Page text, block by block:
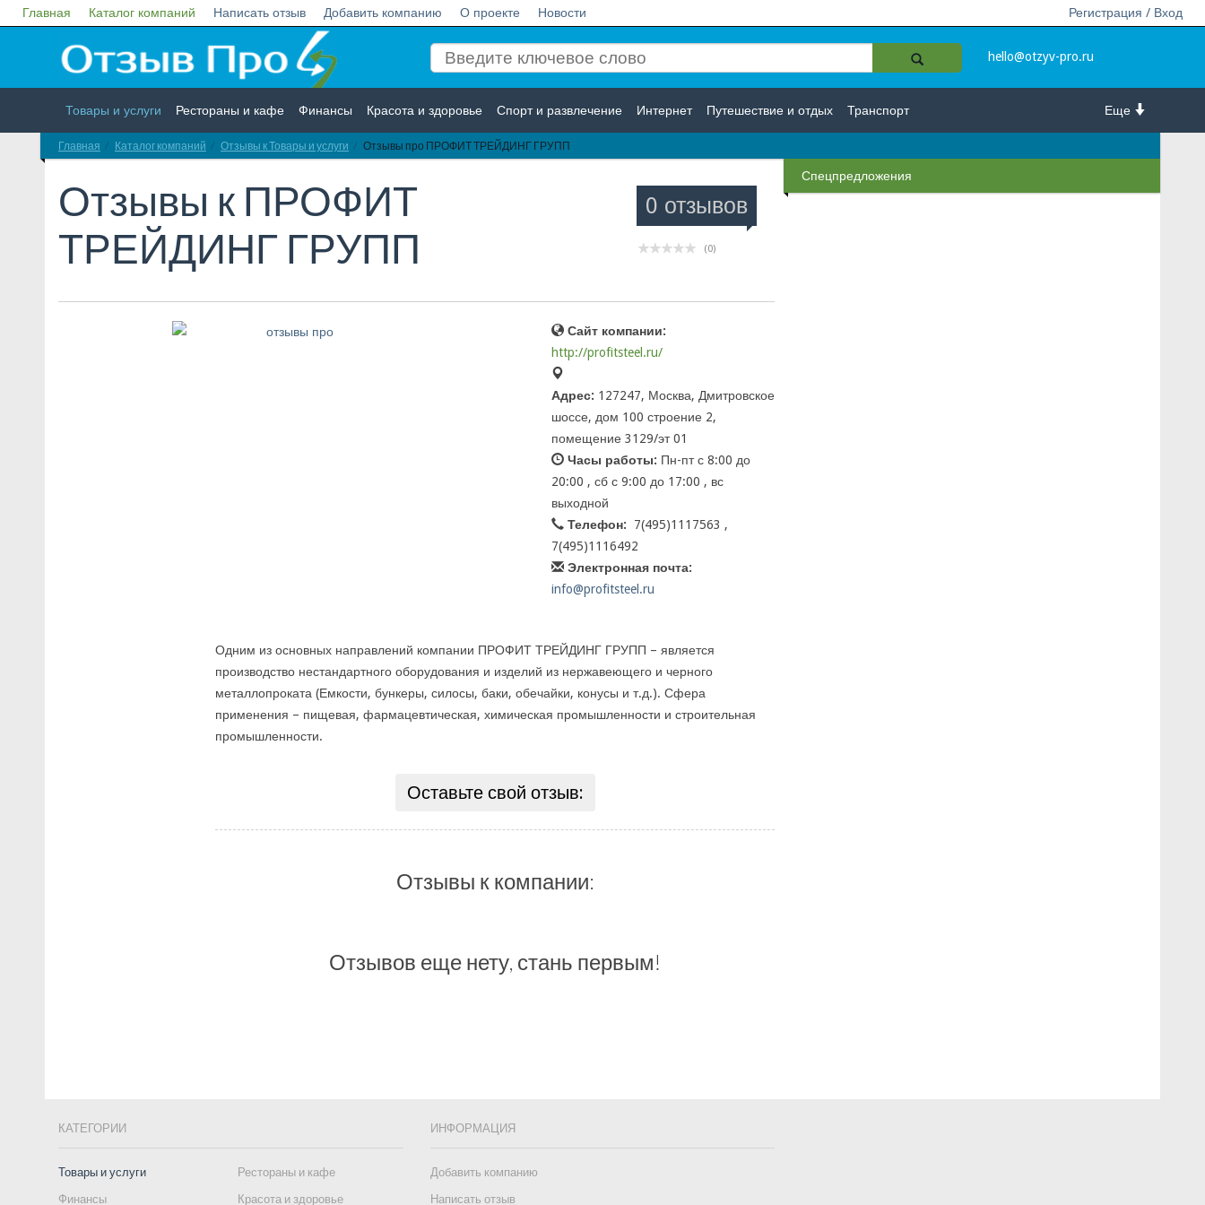
Главная Каталог компаний Написать отзыв Добавить компанию О проекте Новости Регистрация / Вход
hello@otzyv-pro.ru
Еще
Товары и услуги Рестораны и кафе Финансы Красота и здоровье Спорт и развлечение Интернет Путешествие и отдых Транспорт
Недвижимость Работа Гос. учреждения Личности Логистика Страхование
Главная Каталог компаний Отзывы к Товары и услуги Отзывы про ПРОФИТ ТРЕЙДИНГ ГРУПП
0 отзывов
(0)
Отзывы к ПРОФИТ
ТРЕЙДИНГ ГРУПП
Сайт компании:
http://profitsteel.ru/
Адрес: 127247, Москва, Дмитровское
шоссе, дом 100 строение 2,
помещение 3129/эт 01
Часы работы: Пн-пт с 8:00 до
20:00 , сб с 9:00 до 17:00 , вс
выходной
Телефон:
7(495)1117563 ,
7(495)1116492
Электронная почта:
info@profitsteel.ru
Одним из основных направлений компании ПРОФИТ ТРЕЙДИНГ ГРУПП – является
производство нестандартного оборудования и изделий из нержавеющего и черного
металлопроката (Емкости, бункеры, силосы, баки, обечайки, конусы и т.д.). Сфера
применения – пищевая, фармацевтическая, химическая промышленности и строительная
промышленности.
Оставьте свой отзыв:
Отзывы к компании:
Отзывов еще нету, стань первым!
Спецпредложения
КАТЕГОРИИ
Товары и услуги
Рестораны и кафе
Финансы
Красота и здоровье
ИНФОРМАЦИЯ
Добавить компанию
Написать отзыв